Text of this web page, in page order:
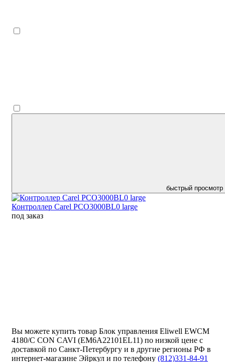
быстрый просмотр
Контроллер Carel PCO3000BL0 large
под заказ
Вы можете купить товар Блок управления Eliwell EWCM
4180/C CON CAVI (EM6A22101EL11) по низкой цене с
доставкой по Санкт-Петербургу и в другие регионы РФ в
интернет-магазине Эйркул и по телефону (812)331-84-91